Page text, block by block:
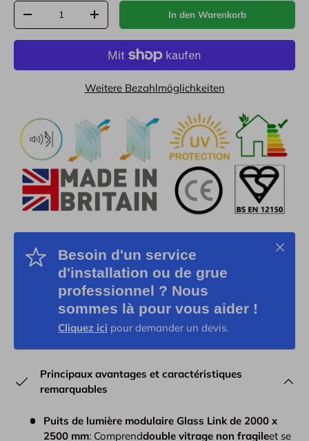
Anzahl
-
+ In den Warenkorb
Weitere Bezahlmöglichkeiten
Besoin d'un service
d'installation ou de grue
professionnel ? Nous
sommes là pour vous aider !
Cliquez ici pour demander un devis.
Principaux avantages et caractéristiques
remarquables
Puits de lumière modulaire Glass Link de 2000 x
2500 mm: Comprenddouble vitrage non fragileet se